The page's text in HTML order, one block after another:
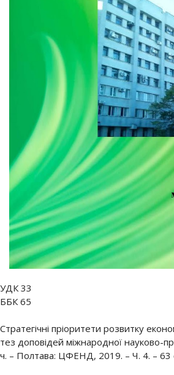
УДК 33
ББК 65
Стратегічні пріоритети розвитку
тез доповідей міжнародної науково-
ч. – Полтава: ЦФЕНД, 2019. – Ч. 4. – 63